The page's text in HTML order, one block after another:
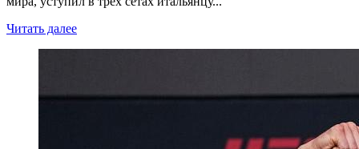
Читать далее